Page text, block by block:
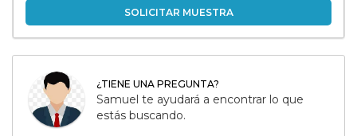
SOLICITAR MUESTRA
¿TIENE UNA PREGUNTA?
Samuel te ayudará a encontrar lo que
estás buscando.